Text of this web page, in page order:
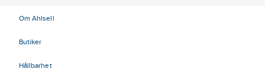
Om Ahlsell
Butiker
Hållbarhet